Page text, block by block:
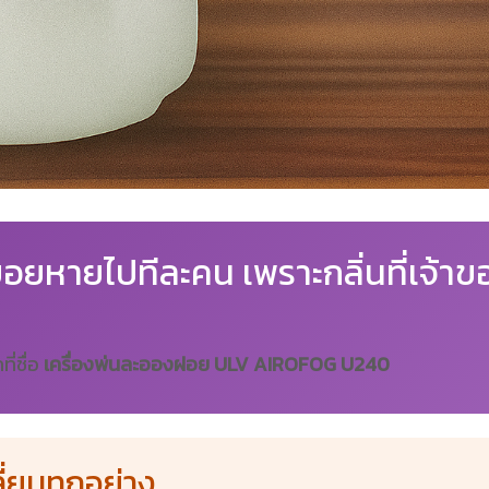
หายไปทีละคน เพราะกลิ่นที่เจ้า
ที่ชื่อ เครื่องพ่นละอองฝอย ULV AIROFOG U240